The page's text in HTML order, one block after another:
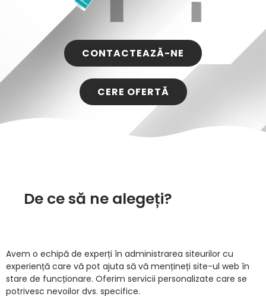
CONTACTEAZĂ-NE
CERE OFERTĂ
De ce să ne alegeți?
Avem o echipă de experți în administrarea siteurilor cu
experiență care vă pot ajuta să vă mențineți site-ul web în
stare de funcționare. Oferim servicii personalizate care se
potrivesc nevoilor dvs. specifice.